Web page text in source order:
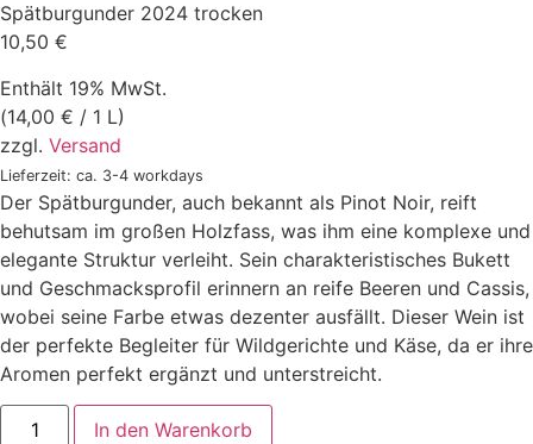
Spätburgunder 2024 trocken
10,50 €
Enthält 19% MwSt.
(14,00 € / 1 L)
zzgl. Versand
Lieferzeit: ca. 3-4 workdays
Der Spätburgunder, auch bekannt als Pinot Noir, reift
behutsam im großen Holzfass, was ihm eine komplexe und
elegante Struktur verleiht. Sein charakteristisches Bukett
und Geschmacksprofil erinnern an reife Beeren und Cassis,
wobei seine Farbe etwas dezenter ausfällt. Dieser Wein ist
der perfekte Begleiter für Wildgerichte und Käse, da er ihre
Aromen perfekt ergänzt und unterstreicht.
In den Warenkorb